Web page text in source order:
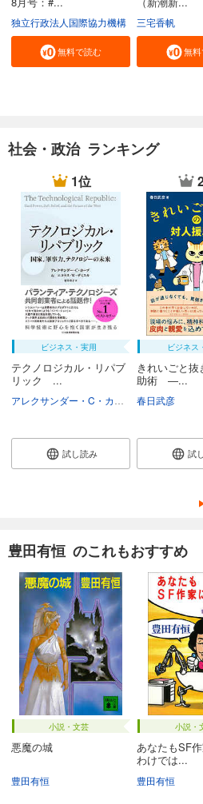
独立行政法人国際協力機構
無料で読む
三宅香帆
無
社会・政治 ランキング
1位
ビジネス・実用
テクノロジカル・リパブ
リック ...
ニコラス・W
試し読み
ビジネス
きれいごと抜
助術 ―...
春日武彦
試
豊田有恒 のこれもおすすめ
小説・文芸
悪魔の城
豊田有恒
小説・
あなたもSF
わけでは...
豊田有恒